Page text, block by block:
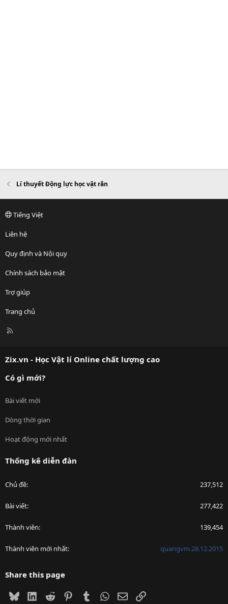
Lí thuyết Động lực học vật rắn
Tiếng Việt
Liên hệ
Quy định và Nội quy
Chính sách bảo mật
Trợ giúp
Trang chủ
R
Zix.vn - Học Vật lí Online chất lượng cao
Có gì mới?
Bài viết mới
Dòng thời gian
Hoạt động mới nhất
Thống kê diễn đàn
Chủ đề 237,512
Bài viết 277,422
Thành viên 139,454
Thành viên mới nhất quangvm.28.12.2015
Share this page
BlueskyLinkedIn
Reddit PinterestTumblrWhatsApp
EmailLink